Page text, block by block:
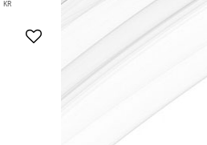
KR
Add to favorites